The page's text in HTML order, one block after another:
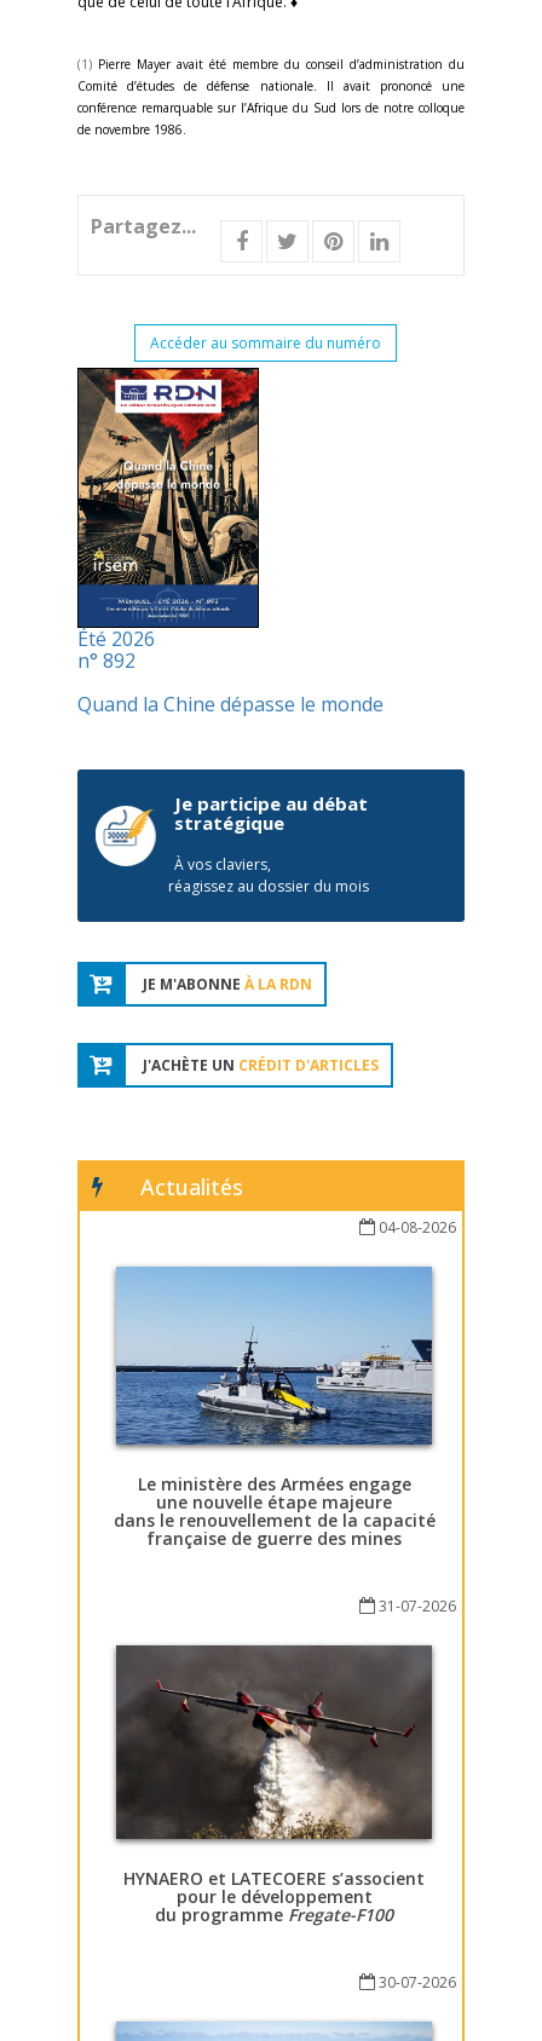
(1) Pierre Mayer avait été membre du conseil d’administration du
Comité d’études de défense nationale. Il avait prononcé une
conférence remarquable sur l’Afrique du Sud lors de notre colloque
de novembre 1986.
Partagez...
Accéder au sommaire du numéro
Été 2026
n° 892
Quand la Chine dépasse le monde
Je participe au débat
stratégique
À vos claviers,
réagissez au dossier du mois
JE M'ABONNE À LA RDN
J'ACHÈTE UN CRÉDIT D'ARTICLES
Actualités
04-08-2026
Le ministère des Armées engage
une nouvelle étape majeure
dans le renouvellement de la capacité
française de guerre des mines
31-07-2026
HYNAERO et LATECOERE s’associent
pour le développement
du programme Fregate-F100
30-07-2026